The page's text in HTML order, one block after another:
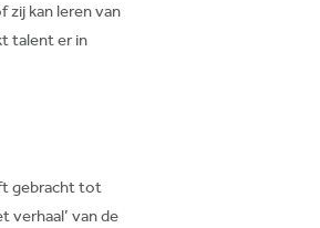
zij kan leren van
talent er in
gebracht tot
verhaal’ van de